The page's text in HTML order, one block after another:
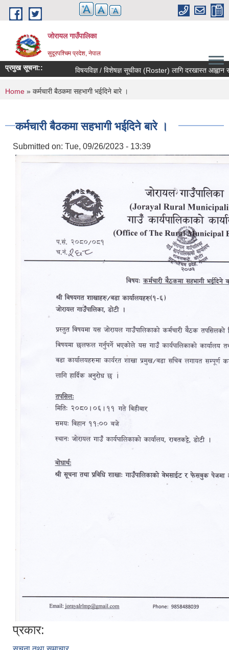
Skip to main content
जोरायल गाउँपालिका
सुदूरपश्चिम प्रदेश, नेपाल
प्रमुख सूचना:: विषयविज्ञ / विशेषज्ञ सूचीका (Roster) लागि दरखास्त आह्वान
You are here
Home » कर्मचारी बैठकमा सहभागी भईदिने बारे ।
कर्मचारी बैठकमा सहभागी भईदिने बारे ।
Submitted on: Tue, 09/26/2023 - 13:39
प्रकार: